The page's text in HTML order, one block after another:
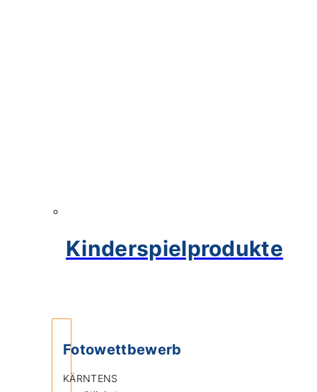
Kinderspielprodukte
Fotowettbewerb
KÄRNTENS